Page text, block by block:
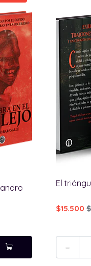
El
$15.500
-